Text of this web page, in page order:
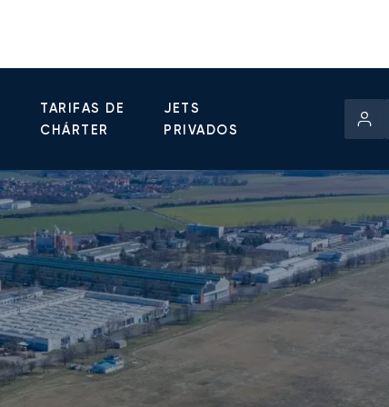
TARIFAS DE
CHÁRTER
JETS
PRIVADOS